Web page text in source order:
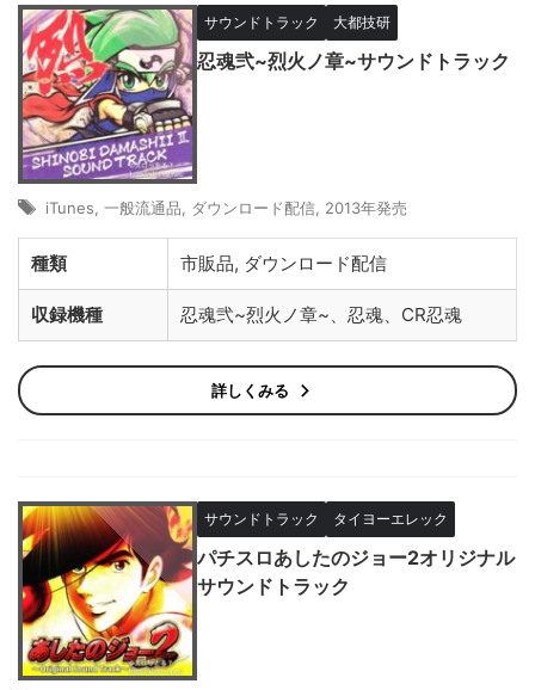
サウンドトラック 大都技研
忍魂弐~烈火ノ章~サウンドトラック
iTunes 一般流通品 ダウンロード配信 2013年発売
種類 市販品, ダウンロード配信
収録機種 忍魂弐~烈火ノ章~、忍魂、CR忍魂
詳しくみる
サウンドトラック タイヨーエレック
パチスロあしたのジョー2オリジナル
サウンドトラック